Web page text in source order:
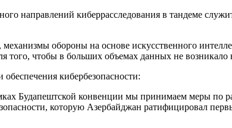
направлений киберрасследования в тандеме
обороны на основе искусственного
того, чтобы в больших объемах данных не
кибербезопасности:
Будапештской конвенции мы принимаем меры по
которую Азербайджан ратифицировал